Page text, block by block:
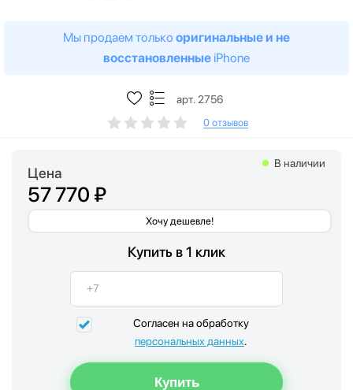
Мы продаем только оригинальные и не
восстановленные iPhone
арт. 2756
0 отзывов
Цена
57 770 ₽
Хочу дешевле!
В наличии
Купить в 1 клик
Согласен на обработку
персональных данных.